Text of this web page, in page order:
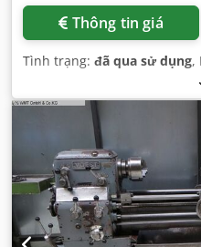
Thông tin giá
Tình trạng: đã qua sử dụng,